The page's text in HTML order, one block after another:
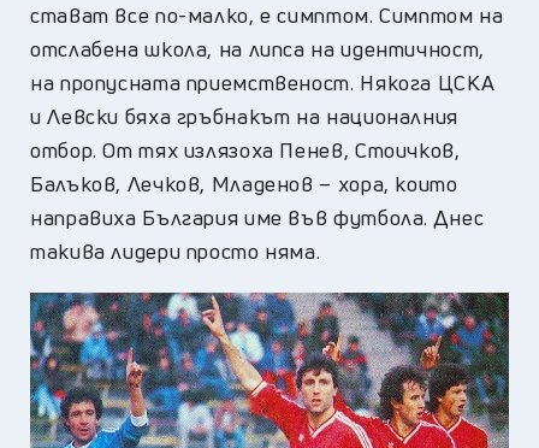
стават все по-малко, е симптом. Симптом на
отслабена школа, на липса на идентичност,
на пропусната приемственост. Някога ЦСКА
и Левски бяха гръбнакът на националния
отбор. От тях излязоха Пенев, Стоичков,
Балъков, Лечков, Младенов – хора, които
направиха България име във футбола. Днес
такива лидери просто няма.